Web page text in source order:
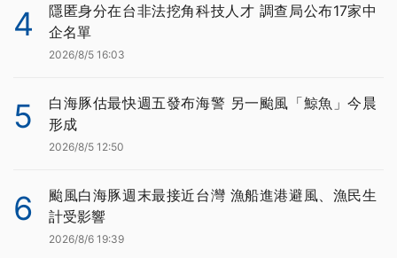
4
隱匿身分在台非法挖角科技人才 調查局公布17家中
企名單
2026/8/5 16:03
5
白海豚估最快週五發布海警 另一颱風「鯨魚」今晨
形成
2026/8/5 12:50
6
颱風白海豚週末最接近台灣 漁船進港避風、漁民生
計受影響
2026/8/6 19:39